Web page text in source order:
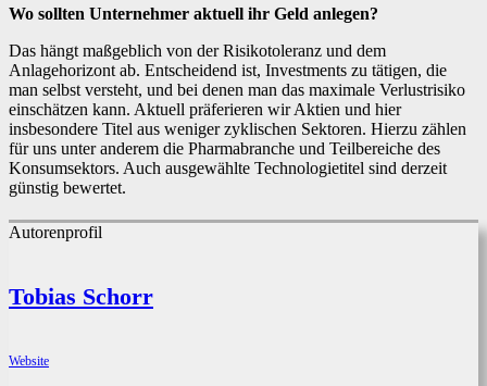
Wo sollten Unternehmer aktuell ihr Geld anlegen?
Das hängt maßgeblich von der Risikotoleranz und dem
Anlagehorizont ab. Entscheidend ist, Investments zu tätigen, die
man selbst versteht, und bei denen man das maximale Verlustrisiko
einschätzen kann. Aktuell präferieren wir Aktien und hier
insbesondere Titel aus weniger zyklischen Sektoren. Hierzu zählen
für uns unter anderem die Pharmabranche und Teilbereiche des
Konsumsektors. Auch ausgewählte Technologietitel sind derzeit
günstig bewertet.
Autorenprofil
Tobias Schorr
Website